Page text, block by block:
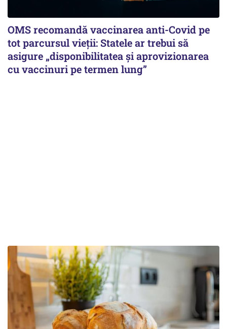
OMS recomandă vaccinarea anti-Covid pe
tot parcursul vieții: Statele ar trebui să
asigure „disponibilitatea și aprovizionarea
cu vaccinuri pe termen lung”